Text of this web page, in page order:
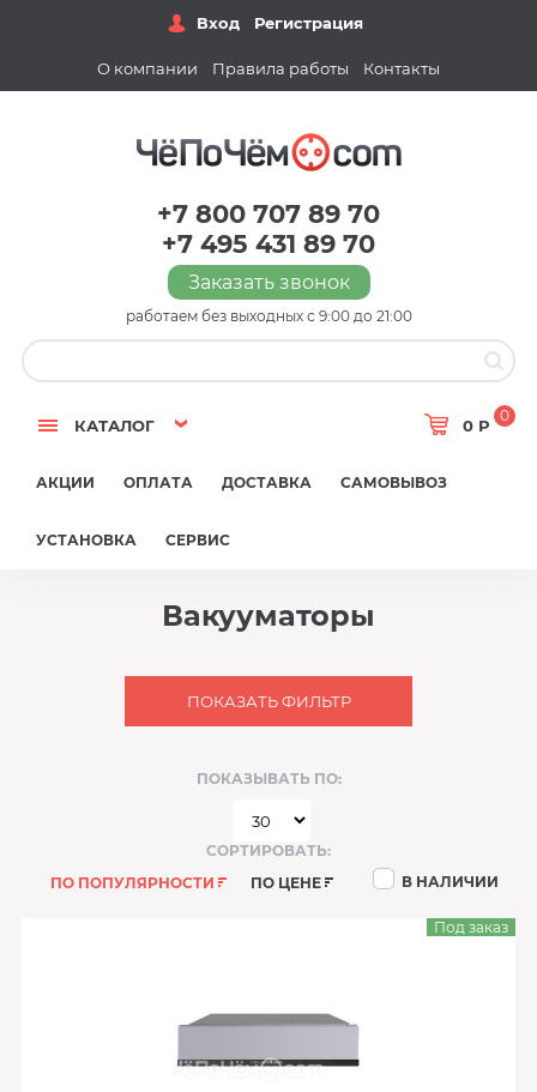
Вход Регистрация
О компании Правила работы Контакты
+7 800 707 89 70
+7 495 431 89 70
Заказать звонок
работаем без выходных с 9:00 до 21:00
КАТАЛОГ 0 Р
0
АКЦИИ ОПЛАТА ДОСТАВКА САМОВЫВОЗ
УСТАНОВКА СЕРВИС
Вакууматоры
ПОКАЗАТЬ ФИЛЬТР
ПОКАЗЫВАТЬ ПО:
СОРТИРОВАТЬ:
ПО ПОПУЛЯРНОСТИ
ПО ЦЕНЕ В НАЛИЧИИ
Под заказ